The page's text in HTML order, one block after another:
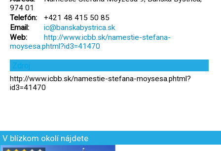
974 01
Telefón:
+421 48 415 50 85
Email:
ic@banskabystrica.sk
Web:
http://www.icbb.sk/namestie-stefana-
moysesa.phtml?id3=41470
Zdroj
http://www.icbb.sk/namestie-stefana-moysesa.phtml?
id3=41470
V blízkom okolí nájdete